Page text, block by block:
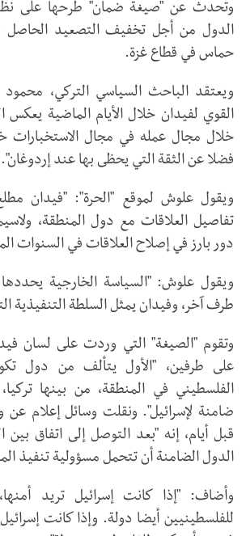
وتحدث عن "صيغة ضمان" طرحها على
الدول من أجل تخفيف التصعيد الحاصل
حماس في قطاع غزة.
ويعتقد الباحث السياسي التركي،
القوي لفيدان خلال الأيام الماضية يعكس
خلال مجال عمله في مجال الاستخبارات
فضلا عن الثقة التي يحظى بها عند إردوغان".
ويقول علوش لموقع "الحرة": "فيدان
تفاصيل العلاقات مع دول المنطقة،
دور بارز في إصلاح العلاقات في السنوات
ويقول علوش: "السياسة الخارجية
طرف آخر، وفيدان يمثل السلطة التنفيذية
وتقوم "الصيغة" التي وردت على لسان
على طرفين، "الأول يتألف من دول
الفلسطيني في المنطقة، من بينها
ضامنة لإسرائيل". ونقلت وسائل إعلام عن
قبل أيام، إنه "بعد التوصل إلى اتفاق بين
الدول الضامنة أن تتحمل مسؤولية تنفيذ
وأضاف: "إذا كانت إسرائيل تريد
للفلسطينيين أيضا دولة. وإذا كانت